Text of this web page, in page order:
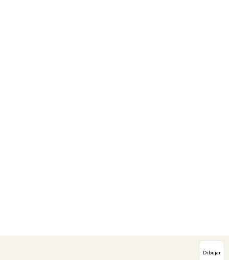
Dibujar